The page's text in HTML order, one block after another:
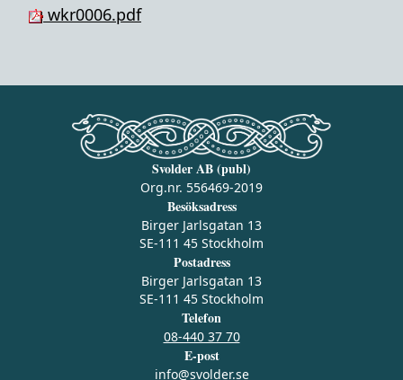
wkr0006.pdf
Svolder AB (publ)
Org.nr. 556469-2019
Besöksadress
Birger Jarlsgatan 13
SE-111 45 Stockholm
Postadress
Birger Jarlsgatan 13
SE-111 45 Stockholm
Telefon
08-440 37 70
E-post
info@svolder.se